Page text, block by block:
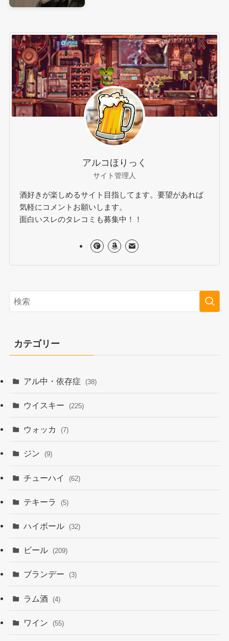
アルコほりっく
サイト管理人
酒好きが楽しめるサイト目指してます。要望があれば
気軽にコメントお願いします。
面白いスレのタレコミも募集中！！
カテゴリー
アル中・依存症 (38)
ウイスキー (225)
ウォッカ (7)
ジン (9)
チューハイ (62)
テキーラ (5)
ハイボール (32)
ビール (209)
ブランデー (3)
ラム酒 (4)
ワイン (55)